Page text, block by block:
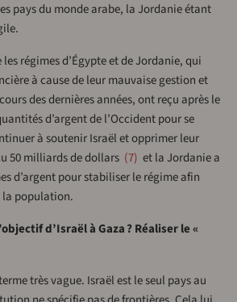
pays du monde arabe, la Jordanie étant
régimes d’Égypte et de Jordanie, qui
à cause de leur mauvaise gestion et
des dernières années, ont reçu après le
d’argent de l’Occident pour se
à soutenir Israël et opprimer leur
50 milliards de dollars 7 et la Jordanie a
d’argent pour stabiliser le régime afin
la population.
d’Israël à Gaza ? Réaliser le «
très vague. Israël est le seul pays au